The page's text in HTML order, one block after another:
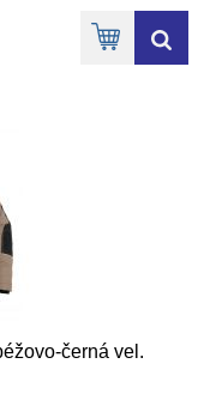
černá vel.